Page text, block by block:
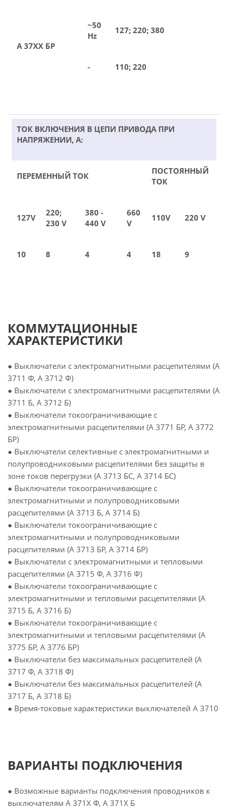
А 37ХХ БР
~50
Hz
127; 220; 380
- 110; 220
ТОК ВКЛЮЧЕНИЯ В ЦЕПИ ПРИВОДА ПРИ
НАПРЯЖЕНИИ, А:
ПЕРЕМЕННЫЙ ТОК
ПОСТОЯННЫЙ
ТОК
127V
220;
230 V
380 -
440 V
660
V
110V 220 V
10 8 4 4 18 9
КОММУТАЦИОННЫЕ
ХАРАКТЕРИСТИКИ
● Выключатели с электромагнитными расцепителями (А
3711 Ф, А 3712 Ф)
● Выключатели с электромагнитными расцепителями (А
3711 Б, А 3712 Б)
● Выключатели токоограничивающие с
электромагнитными расцепителями (А 3771 БР, А 3772
БР)
● Выключатели селективные с электромагнитными и
полупроводниковыми расцепителями без защиты в
зоне токов перегрузки (А 3713 БС, А 3714 БС)
● Выключатели токоограничивающие с
электромагнитными и полупроводниковыми
расцепителями (А 3713 Б, А 3714 Б)
● Выключатели токоограничивающие с
электромагнитными и полупроводниковыми
расцепителями (А 3713 БР, А 3714 БР)
● Выключатели с электромагнитными и тепловыми
расцепителями (А 3715 Ф, А 3716 Ф)
● Выключатели токоограничивающие с
электромагнитными и тепловыми расцепителями (А
3715 Б, А 3716 Б)
● Выключатели токоограничивающие с
электромагнитными и тепловыми расцепителями (А
3775 БР, А 3776 БР)
● Выключатели без максимальных расцепителей (А
3717 Ф, А 3718 Ф)
● Выключатели без максимальных расцепителей (А
3717 Б, А 3718 Б)
● Время-токовые характеристики выключателей А 3710
ВАРИАНТЫ ПОДКЛЮЧЕНИЯ
● Возможные варианты подключения проводников к
выключателям А 371Х Ф, А 371Х Б